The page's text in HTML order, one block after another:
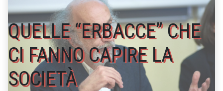
QUELLE “ERBACCE” CHE
CI FANNO CAPIRE LA
SOCIETÀ